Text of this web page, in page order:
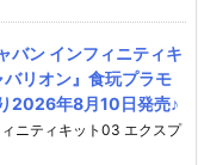
バン インフィニティキ
リオン』食玩プラモ
2026年8月10日発売♪
ィニティキット03 エクスプ